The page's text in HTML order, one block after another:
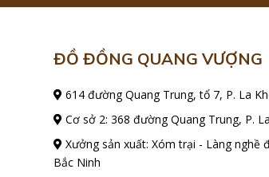
ĐỒ ĐỒNG QUANG VƯỢNG
614 đường Quang Trung, tổ 7, P. La
Cơ sở 2: 368 đường Quang Trung, P.
Xưởng sản xuất: Xóm trại - Làng nghề
Bắc Ninh